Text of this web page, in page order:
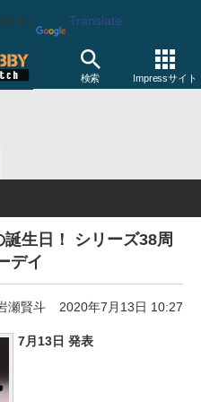
by Translate
検索 Impressサイト
生日！ シリーズ38周
デイ
瀬賢斗 2020年7月13日 10:27
7月13日 発表